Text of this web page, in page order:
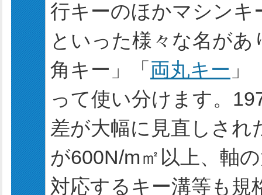
行キーのほかマシン
といった様々な名が
角キー」「 両丸キー 」
って使い分けます。
差が大幅に見直しされ
が600N/m㎡以上、軸
対応するキー溝等も規